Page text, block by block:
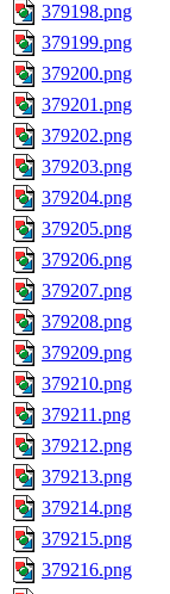
379198.png
379199.png
379200.png
379201.png
379202.png
379203.png
379204.png
379205.png
379206.png
379207.png
379208.png
379209.png
379210.png
379211.png
379212.png
379213.png
379214.png
379215.png
379216.png